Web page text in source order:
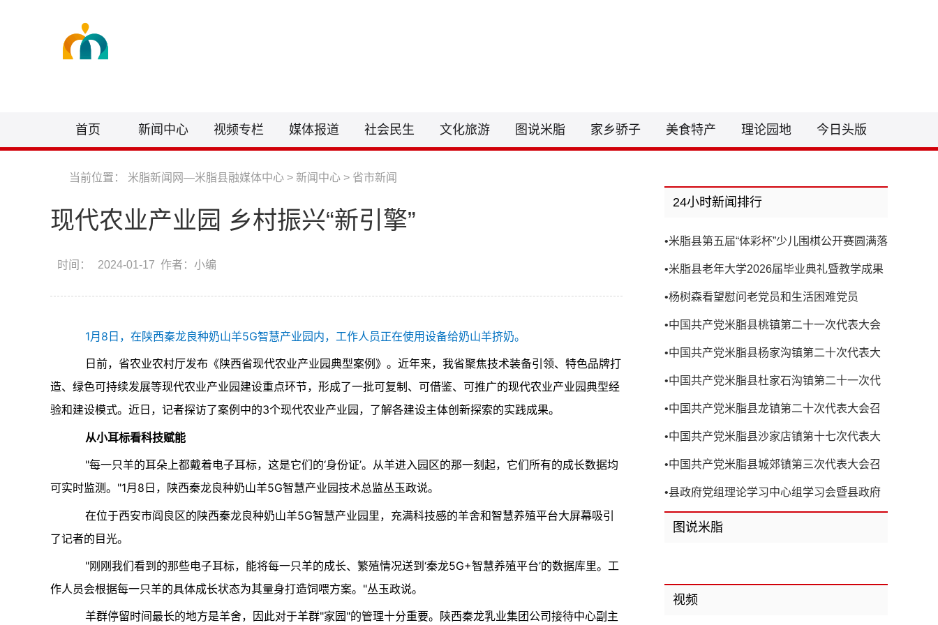
首页 新闻中心 视频专栏 媒体报道 社会民生 文化旅游 图说米脂 家乡骄子 美食特产 理论园地 今日头版
当前位置： 米脂新闻网—米脂县融媒体中心 > 新闻中心 > 省市新闻
现代农业产业园 乡村振兴“新引擎”
时间： 2024-01-17 作者：小编
1月8日，在陕西秦龙良种奶山羊5G智慧产业园内，工作人员正在使用设备给奶山羊挤奶。
日前，省农业农村厅发布《陕西省现代农业产业园典型案例》。近年来，我省聚焦技术装备引领、特色品牌打
造、绿色可持续发展等现代农业产业园建设重点环节，形成了一批可复制、可借鉴、可推广的现代农业产业园典型经
验和建设模式。近日，记者探访了案例中的3个现代农业产业园，了解各建设主体创新探索的实践成果。
从小耳标看科技赋能
"每一只羊的耳朵上都戴着电子耳标，这是它们的‘身份证’。从羊进入园区的那一刻起，它们所有的成长数据均
可实时监测。"1月8日，陕西秦龙良种奶山羊5G智慧产业园技术总监丛玉政说。
在位于西安市阎良区的陕西秦龙良种奶山羊5G智慧产业园里，充满科技感的羊舍和智慧养殖平台大屏幕吸引
了记者的目光。
"刚刚我们看到的那些电子耳标，能将每一只羊的成长、繁殖情况送到‘秦龙5G+智慧养殖平台’的数据库里。工
作人员会根据每一只羊的具体成长状态为其量身打造饲喂方案。"丛玉政说。
羊群停留时间最长的地方是羊舍，因此对于羊群"家园"的管理十分重要。陕西秦龙乳业集团公司接待中心副主
24小时新闻排行
•米脂县第五届“体彩杯”少儿围棋公开赛圆满落
•米脂县老年大学2026届毕业典礼暨教学成果
•杨树森看望慰问老党员和生活困难党员
•中国共产党米脂县桃镇第二十一次代表大会
•中国共产党米脂县杨家沟镇第二十次代表大
•中国共产党米脂县杜家石沟镇第二十一次代
•中国共产党米脂县龙镇第二十次代表大会召
•中国共产党米脂县沙家店镇第十七次代表大
•中国共产党米脂县城郊镇第三次代表大会召
•县政府党组理论学习中心组学习会暨县政府
第8次党组（扩大）会议召开
图说米脂
视频